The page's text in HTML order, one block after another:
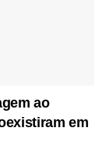
ao
em